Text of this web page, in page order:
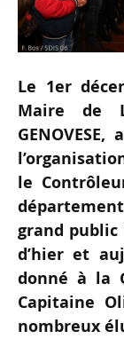
Le 1er
Maire de
le
grand public
d’hier et
donné à la
Capitaine
nombreux